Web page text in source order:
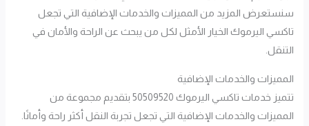
سنستعرض المزيد من المميزات والخدمات الإضافية التي تجعل
تاكسي اليرموك الخيار الأمثل لكل من يبحث عن الراحة والأمان في
التنقل.
المميزات والخدمات الإضافية
تتميز خدمات تاكسي اليرموك 50509520 بتقديم مجموعة من
المميزات والخدمات الإضافية التي تجعل تجربة النقل أكثر راحة وأمانًا.